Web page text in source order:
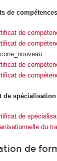
de compétences
de
de
de
de
de spécialisation
de
du
de